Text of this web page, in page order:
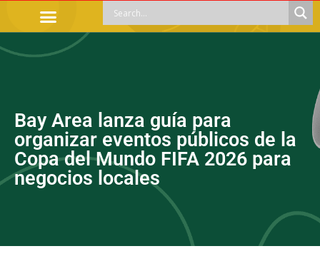
Bay Area lanza guía para
organizar eventos públicos de la
Copa del Mundo FIFA 2026 para
negocios locales